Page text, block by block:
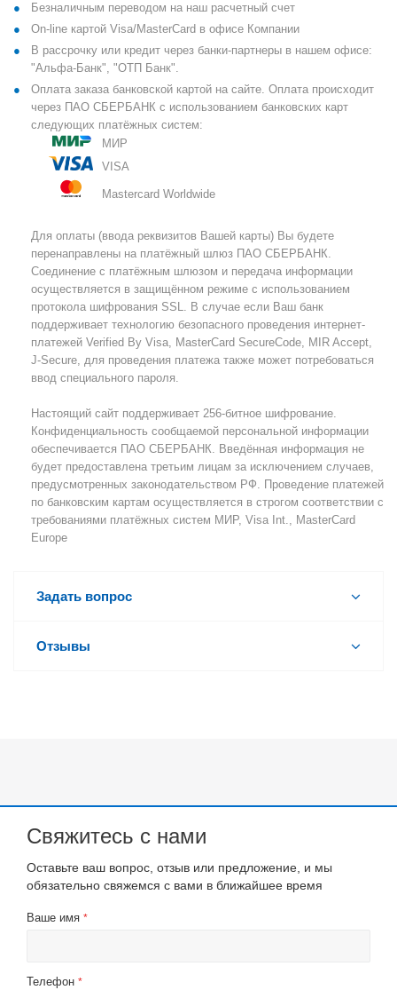
Безналичным переводом на наш расчетный счет
On-line картой Visa/MasterCard в офисе Компании
В рассрочку или кредит через банки-партнеры в нашем офисе:
"Альфа-Банк", "ОТП Банк".
Оплата заказа банковской картой на сайте. Оплата происходит
через ПАО СБЕРБАНК с использованием банковских карт
следующих платёжных систем:
МИР
VISA
Mastercard Worldwide
Для оплаты (ввода реквизитов Вашей карты) Вы будете
перенаправлены на платёжный шлюз ПАО СБЕРБАНК.
Соединение с платёжным шлюзом и передача информации
осуществляется в защищённом режиме с использованием
протокола шифрования SSL. В случае если Ваш банк
поддерживает технологию безопасного проведения интернет-
платежей Verified By Visa, MasterCard SecureCode, MIR Accept,
J-Secure, для проведения платежа также может потребоваться
ввод специального пароля.
Настоящий сайт поддерживает 256-битное шифрование.
Конфиденциальность сообщаемой персональной информации
обеспечивается ПАО СБЕРБАНК. Введённая информация не
будет предоставлена третьим лицам за исключением случаев,
предусмотренных законодательством РФ. Проведение платежей
по банковским картам осуществляется в строгом соответствии с
требованиями платёжных систем МИР, Visa Int., MasterCard
Europe
Задать вопрос
Отзывы
Свяжитесь с нами
Оставьте ваш вопрос, отзыв или предложение, и мы
обязательно свяжемся с вами в ближайшее время
Ваше имя *
Телефон *